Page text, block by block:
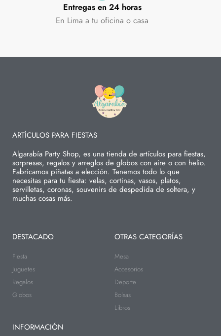
Entregas en 24 horas
En Lima a tu oficina o casa
ARTÍCULOS PARA FIESTAS
Algarabía Party Shop, es una tienda de artículos para fiestas,
sorpresas, regalos y arreglos de globos con aire o con helio.
Fabricamos piñatas a elección. Tenemos todo lo que
necesitas para tu fiesta: velas, cortinas, vasos, platos,
servilletas, coronas, souvenirs de despedida de soltera, y
muchas cosas más.
DESTACADO
Fiesta
Juguetes
Regalos
Globos
OTRAS CATEGORÍAS
Mesa
Accesorios
Deporte
Bolsas
Libros
INFORMACIÓN